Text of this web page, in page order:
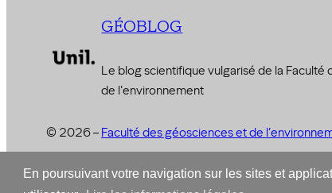
En poursuivant votre navigation sur les sites et
GÉOBLOG
Le blog scientifique vulgarisé de la Faculté
de l'environnement
© 2026 – Faculté des géosciences et de